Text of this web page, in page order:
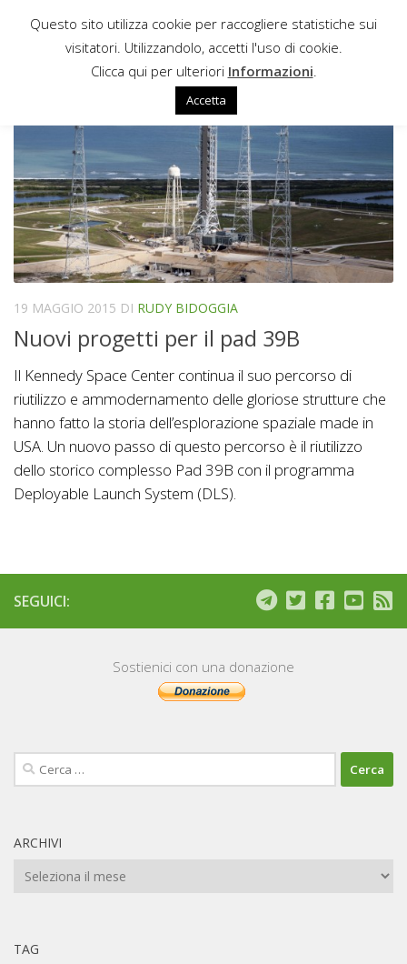
Sotto il contenuto
19 MAGGIO 2015 DI RUDY BIDOGGIA
Nuovi progetti per il pad 39B
Il Kennedy Space Center continua il suo percorso di
riutilizzo e ammodernamento delle gloriose strutture che
hanno fatto la storia dell’esplorazione spaziale made in
USA. Un nuovo passo di questo percorso è il riutilizzo
dello storico complesso Pad 39B con il programma
Deployable Launch System (DLS).
SEGUICI:
Sostienici con una donazione
Ricerca
per:
ARCHIVI
Archivi
TAG
Questo sito utilizza cookie per raccogliere statistiche sui
visitatori. Utilizzandolo, accetti l'uso di cookie.
Clicca qui per ulteriori Informazioni
Accetta